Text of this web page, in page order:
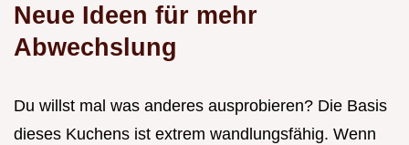
Neue Ideen für mehr
Abwechslung
Du willst mal was anderes ausprobieren? Die Basis
dieses Kuchens ist extrem wandlungsfähig. Wenn